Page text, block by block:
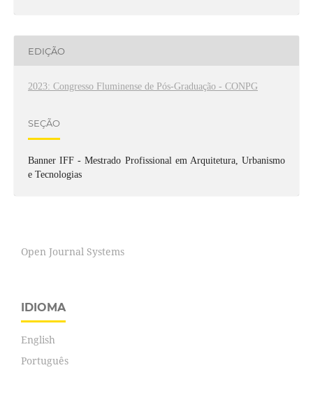
EDIÇÃO
2023: Congresso Fluminense de Pós-Graduação - CONPG
SEÇÃO
Banner IFF - Mestrado Profissional em Arquitetura, Urbanismo
e Tecnologias
Open Journal Systems
IDIOMA
English
Português